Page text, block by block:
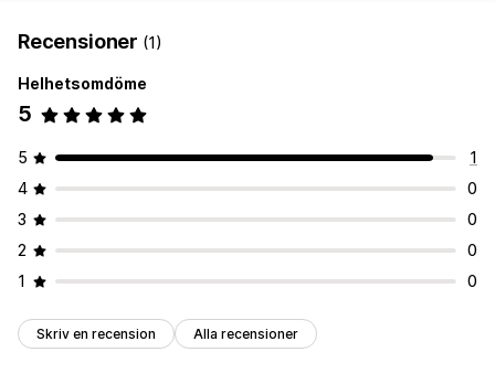
Recensioner (1)
Helhetsomdöme
5
5
1
4
0
3
0
2
0
1
0
Skriv en recension Alla recensioner